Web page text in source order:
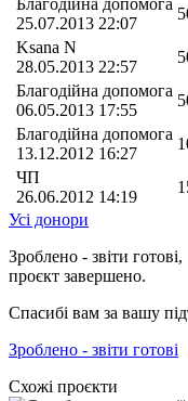
25.07.2013 22:07
Ksana N
28.05.2013 22:57
Благодійна допомога
06.05.2013 17:55
Благодійна допомога
13.12.2012 16:27
ЧП
26.06.2012 14:19
Усі донори
Зроблено - звіти готові,
проєкт завершено.
Спасибі вам за вашу
Зроблено - звіти готові
Схожі проєкти